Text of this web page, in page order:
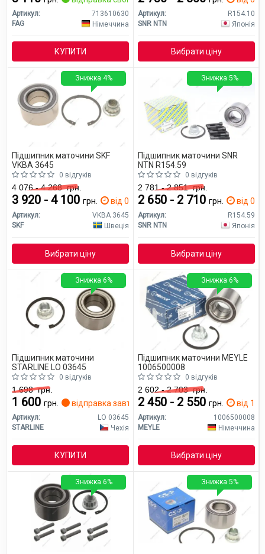
Артикул:
713610630
FAG
Німеччина
КУПИТИ
Артикул:
R154.10
SNR NTN
Японія
Вибрати ціну
Підшипник маточини SKF
VKBA 3645
0 відгуків
4 076 - 4 268грн.
3 920 - 4 100 грн. від 0 дн.
Артикул:
VKBA 3645
SKF
Швеція
Вибрати ціну
Знижка 4%
Підшипник маточини SNR
NTN R154.59
0 відгуків
2 781 - 2 851грн.
2 650 - 2 710 грн. від 0
Артикул:
R154.59
SNR NTN
Японія
Вибрати ціну
Знижка 5%
Підшипник маточини
STARLINE LO 03645
0 відгуків
1 698грн.
1 600 грн. відправка завтра
Артикул:
LO 03645
STARLINE
Чехія
КУПИТИ
Знижка 6%
Підшипник маточини MEYLE
1006500008
0 відгуків
2 602 - 2 703грн.
2 450 - 2 550 грн. від 1
Артикул:
1006500008
MEYLE
Німеччина
Вибрати ціну
Знижка 6%
Знижка 6% Знижка 5%